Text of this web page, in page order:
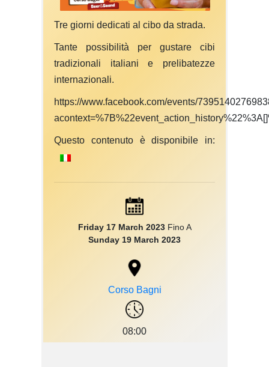
Tre giorni dedicati al cibo da strada.
Tante possibilità per gustare cibi
tradizionali italiani e prelibatezze
internazionali.
https://www.facebook.com/events/
Questo contenuto è disponibile in:
Friday 17 March 2023Fino A
Sunday 19 March 2023
Corso Bagni
08:00